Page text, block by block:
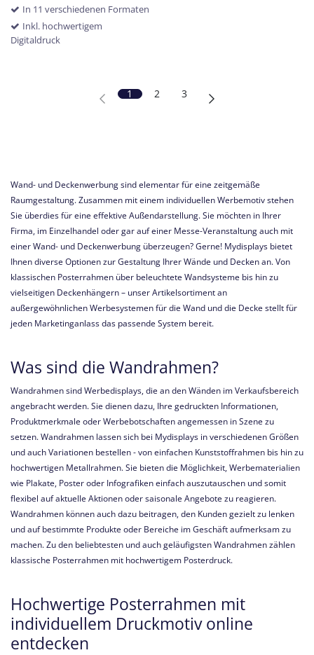
In 11 verschiedenen Formaten
Inkl. hochwertigem
Digitaldruck
1 2 3
Wand- und Deckenwerbung sind elementar für eine zeitgemäße
Raumgestaltung. Zusammen mit einem individuellen Werbemotiv stehen
Sie überdies für eine effektive Außendarstellung. Sie möchten in Ihrer
Firma, im Einzelhandel oder gar auf einer Messe-Veranstaltung auch mit
einer Wand- und Deckenwerbung überzeugen? Gerne! Mydisplays bietet
Ihnen diverse Optionen zur Gestaltung Ihrer Wände und Decken an. Von
klassischen Posterrahmen über beleuchtete Wandsysteme bis hin zu
vielseitigen Deckenhängern – unser Artikelsortiment an
außergewöhnlichen Werbesystemen für die Wand und die Decke stellt für
jeden Marketinganlass das passende System bereit.
Was sind die Wandrahmen?
Wandrahmen sind Werbedisplays, die an den Wänden im Verkaufsbereich
angebracht werden. Sie dienen dazu, Ihre gedruckten Informationen,
Produktmerkmale oder Werbebotschaften angemessen in Szene zu
setzen. Wandrahmen lassen sich bei Mydisplays in verschiedenen Größen
und auch Variationen bestellen - von einfachen Kunststoffrahmen bis hin zu
hochwertigen Metallrahmen. Sie bieten die Möglichkeit, Werbematerialien
wie Plakate, Poster oder Infografiken einfach auszutauschen und somit
flexibel auf aktuelle Aktionen oder saisonale Angebote zu reagieren.
Wandrahmen können auch dazu beitragen, den Kunden gezielt zu lenken
und auf bestimmte Produkte oder Bereiche im Geschäft aufmerksam zu
machen. Zu den beliebtesten und auch geläufigsten Wandrahmen zählen
klassische Posterrahmen mit hochwertigem Posterdruck.
Hochwertige Posterrahmen mit
individuellem Druckmotiv online
entdecken